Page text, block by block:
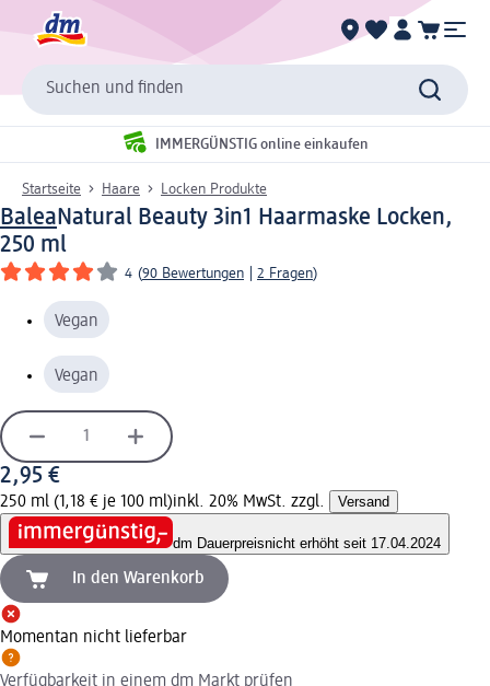
Suchen und finden
IMMERGÜNSTIG online einkaufen
Startseite Haare Locken Produkte
BaleaNatural Beauty 3in1 Haarmaske Locken,
250 ml
4 (90 Bewertungen 2 Fragen)
Vegan
Vegan
2,95 €
250 ml (1,18 € je 100 ml)inkl. 20% MwSt. zzgl. Versand
dm Dauerpreisnicht erhöht seit 17.04.2024
In den Warenkorb
Momentan nicht lieferbar
Verfügbarkeit in einem dm Markt prüfen